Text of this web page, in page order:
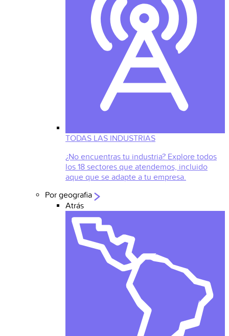
TODAS LAS INDUSTRIAS
¿No encuentras tu industria? Explore todos
los 18 sectores que atendemos, incluido
aque que se adapte a tu empresa.
Por geografia
Atrás